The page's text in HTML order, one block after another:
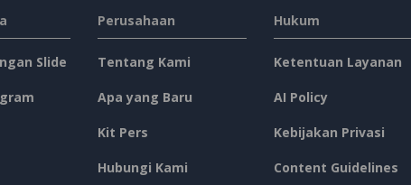
Slide
Perusahaan
Tentang Kami
Apa yang Baru
Kit Pers
Hubungi Kami
Hukum
Ketentuan Layanan
AI Policy
Kebijakan Privasi
Content Guidelines